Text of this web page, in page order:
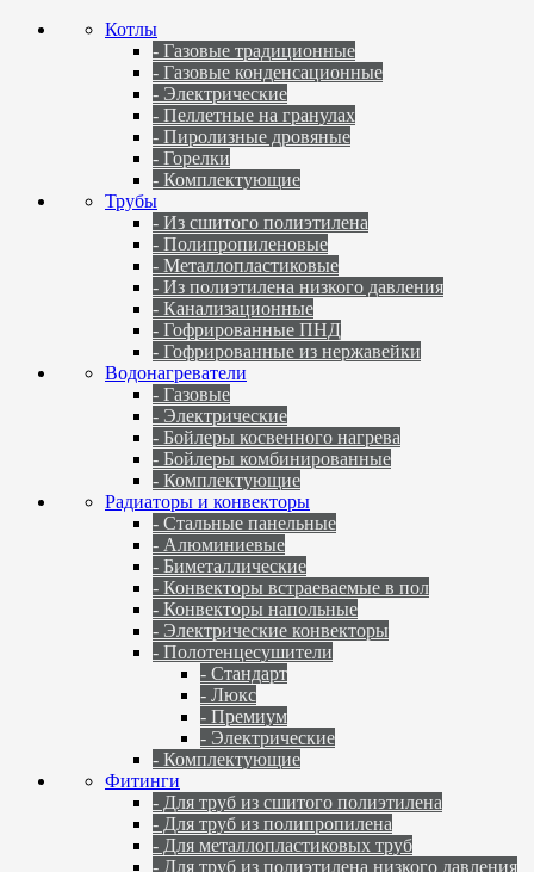
Котлы
- Газовые традиционные
- Газовые конденсационные
- Электрические
- Пеллетные на гранулах
- Пиролизные дровяные
- Горелки
- Комплектующие
Трубы
- Из сшитого полиэтилена
- Полипропиленовые
- Металлопластиковые
- Из полиэтилена низкого давления
- Канализационные
- Гофрированные ПНД
- Гофрированные из нержавейки
Водонагреватели
- Газовые
- Электрические
- Бойлеры косвенного нагрева
- Бойлеры комбинированные
- Комплектующие
Радиаторы и конвекторы
- Стальные панельные
- Алюминиевые
- Биметаллические
- Конвекторы встраеваемые в пол
- Конвекторы напольные
- Электрические конвекторы
- Полотенцесушители
- Стандарт
- Люкс
- Премиум
- Электрические
- Комплектующие
Фитинги
- Для труб из сшитого полиэтилена
- Для труб из полипропилена
- Для металлопластиковых труб
- Для труб из полиэтилена низкого давления